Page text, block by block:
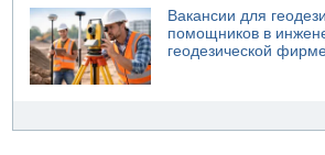
Вакансии для
помощников в
геодезической